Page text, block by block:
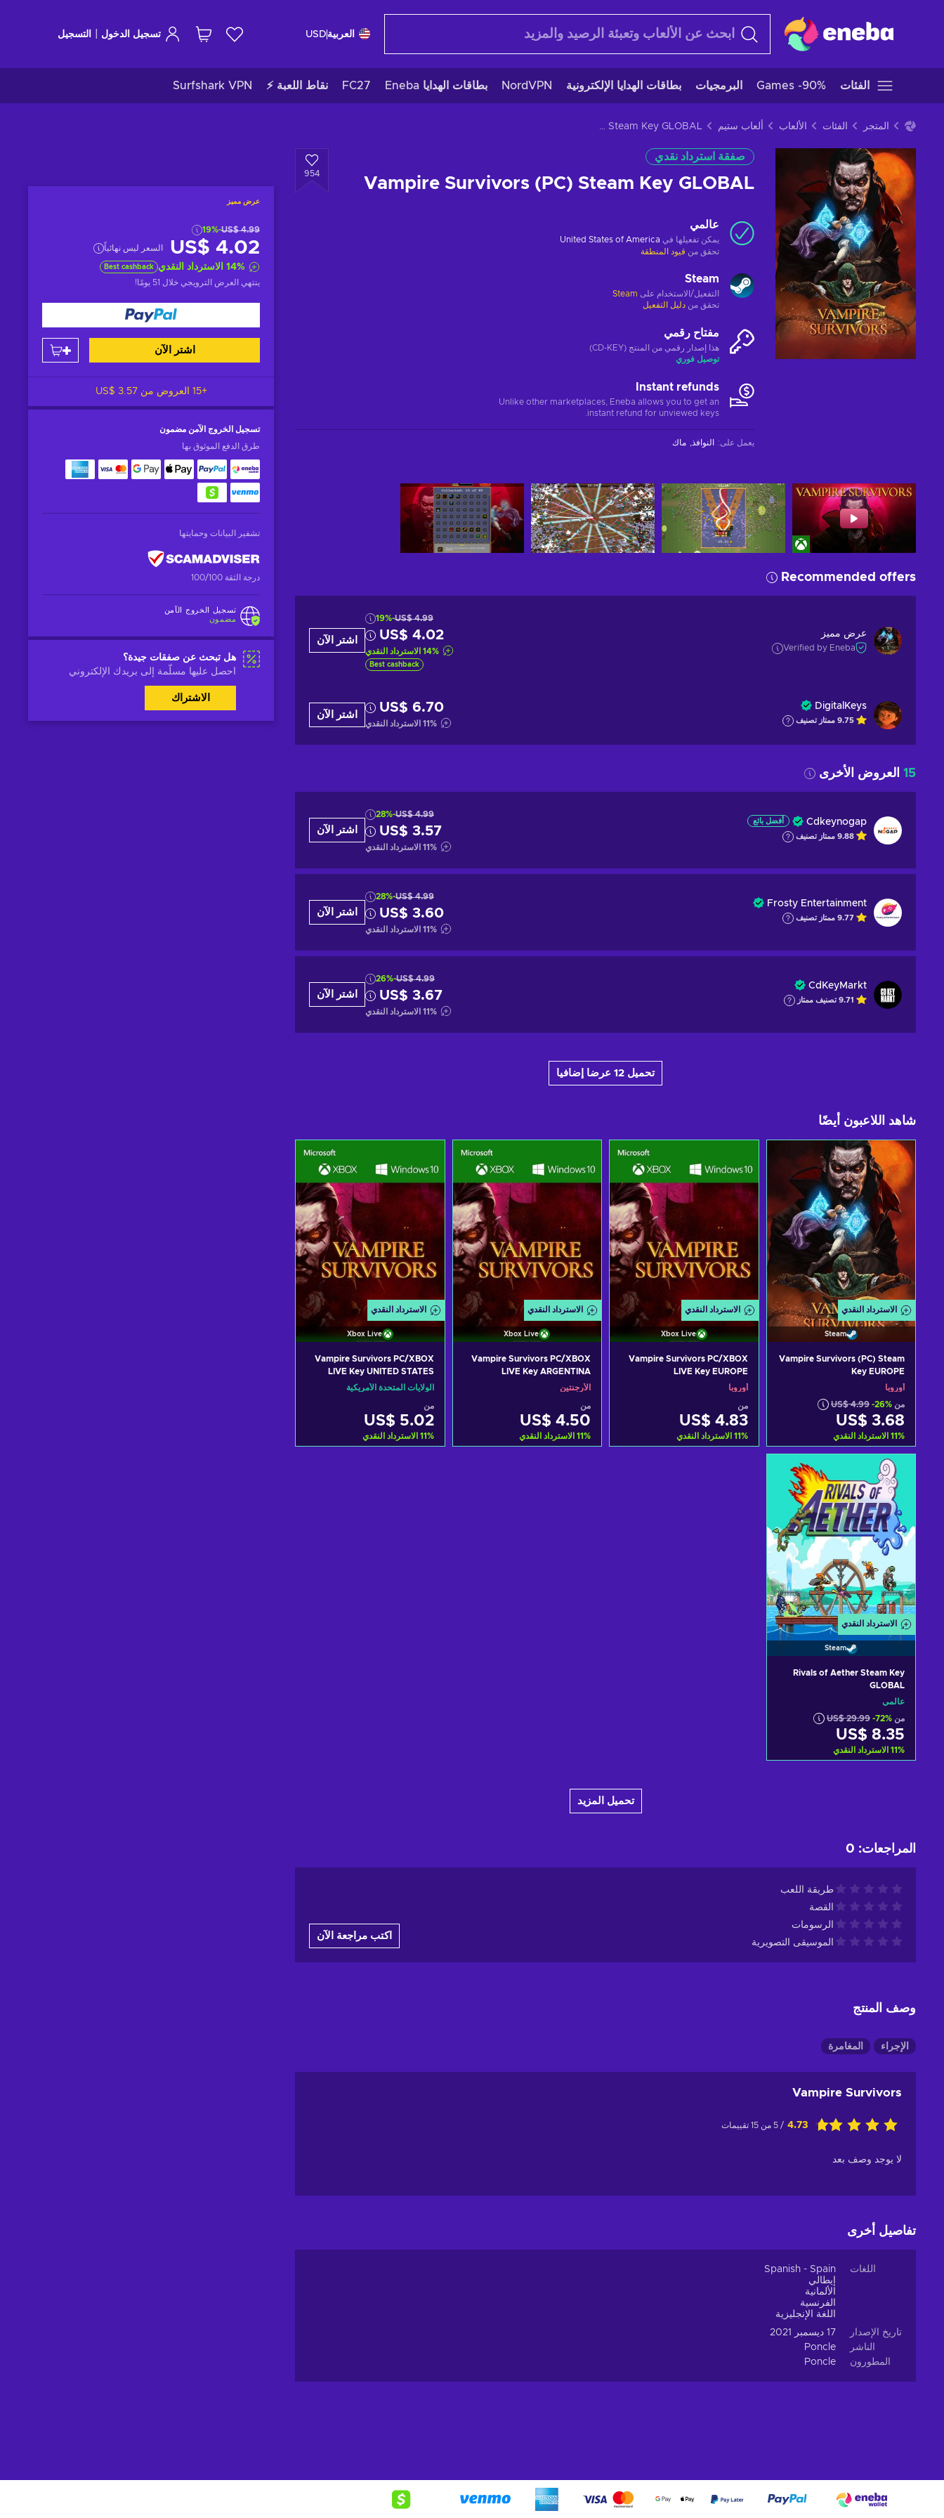
العربية USD تسجيل الدخول التسجيل
الفئات Games -90% البرمجيات بطاقات الهدايا الإلكترونية NordVPN بطاقات الهدايا Eneba FC27 نقاط اللعبة ⚡ Surfshark VPN
المتجر الفئات الألعاب ألعاب ستيم Vampire Survivors (PC) Steam Key GLOBAL
صفقة استرداد نقدي
Vampire Survivors (PC) Steam Key GLOBAL
954
عرض مميز
US$ 4.99
-19%
US$ 4.02 السعر ليس نهائياً
14% الاسترداد النقدي Best cashback
ينتهي العرض الترويجي خلال 51 يومًا !
اشتر الآن
+15 العروض من US$ 3.57
تسجيل الخروج الآمن مضمون
طرق الدفع الموثوق بها
تشفير البيانات وحمايتها
درجة الثقة 100/100
تسجيل الخروج الآمن
مضمون
هل تبحث عن صفقات جيدة؟
احصل عليها مسلّمة إلى بريدك الإلكتروني
الاشتراك
عالمي
يمكن تفعيلها في United States of America
تحقق من قيود المنطقة
Steam
التفعيل/الاستخدام على Steam
تحقق من دليل التفعيل
مفتاح رقمي
هذا إصدار رقمي من المنتج (CD-KEY)
توصيل فوري
Instant refunds
Unlike other marketplaces, Eneba allows you to get an
instant refund for unviewed keys.
يعمل على: النوافذ ماك
Recommended offers
عرض مميز
Verified by Eneba
US$ 4.99
-19%
US$ 4.02
14% الاسترداد النقدي
Best cashback
اشتر الآن
DigitalKeys
9.75 ممتاز تصنيف
US$ 6.70
11% الاسترداد النقدي
اشتر الآن
15 العروض الأخرى
Cdkeynogap أفضل بائع
9.88 ممتاز تصنيف
US$ 4.99
-28%
US$ 3.57
11% الاسترداد النقدي
اشتر الآن
Frosty Entertainment
9.77 ممتاز تصنيف
US$ 4.99
-28%
US$ 3.60
11% الاسترداد النقدي
اشتر الآن
CdKeyMarkt
9.71 تصنيف ممتاز
US$ 4.99
-26%
US$ 3.67
11% الاسترداد النقدي
اشتر الآن
تحميل 12 عرضا إضافيا
شاهد اللاعبون أيضًا
الاسترداد النقدي
Steam
Vampire Survivors (PC) Steam
Key EUROPE
أوروبا
من
US$ 4.99 -26%
US$ 3.68
11% الاسترداد النقدي
أضف إلى سلة التسوق
View offers
الاسترداد النقدي
Xbox Live
Vampire Survivors PC/XBOX
LIVE Key EUROPE
أوروبا
من
US$ 4.83
11% الاسترداد النقدي
الاسترداد النقدي
Xbox Live
Vampire Survivors PC/XBOX
LIVE Key ARGENTINA
الأرجنتين
من
US$ 4.50
11% الاسترداد النقدي
الاسترداد النقدي
Xbox Live
Vampire Survivors PC/XBOX
LIVE Key UNITED STATES
الولايات المتحدة الأمريكية
من
US$ 5.02
11% الاسترداد النقدي
الاسترداد النقدي
Steam
Rivals of Aether Steam Key
GLOBAL
عالمي
من
US$ 29.99 -72%
US$ 8.35
11% الاسترداد النقدي
تحميل المزيد
المراجعات:
0
طريقة اللعب
القصة
الرسومات
الموسيقى التصويرية
اكتب مراجعة الآن
وصف المنتج
الإجراء المغامرة
Vampire Survivors
4.73 / 5 من 15 تقييمات
لا يوجد وصف بعد
تفاصيل أخرى
اللغات
Spanish - Spain
إيطالي
الألمانية
الفرنسية
اللغة الإنجليزية
تاريخ الإصدار
17 ديسمبر 2021
الناشر
Poncle
المطورون
Poncle